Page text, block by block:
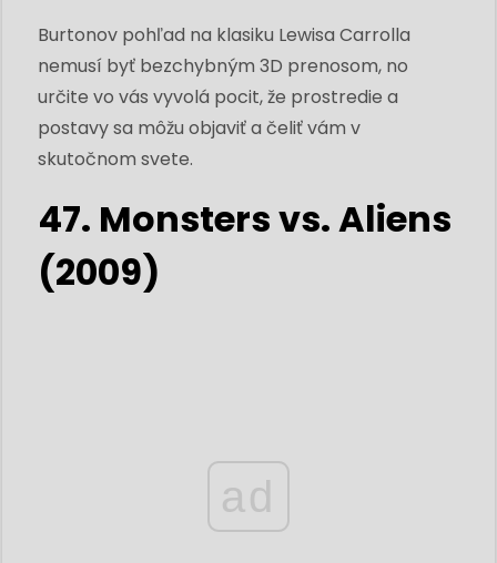
Burtonov pohľad na klasiku Lewisa Carrolla
nemusí byť bezchybným 3D prenosom, no
určite vo vás vyvolá pocit, že prostredie a
postavy sa môžu objaviť a čeliť vám v
skutočnom svete.
47. Monsters vs. Aliens
(2009)
ad